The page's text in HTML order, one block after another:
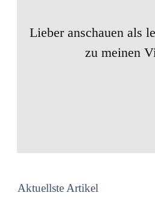
Lieber anschauen als
zu meinen
Aktuellste Artikel